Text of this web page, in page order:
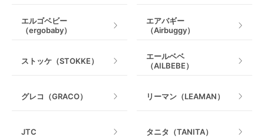
エルゴベビー
（ergobaby）
エアバギー
（Airbuggy）
ストッケ（STOKKE）
エールベベ
（AILBEBE）
グレコ（GRACO） リーマン（LEAMAN）
JTC タニタ（TANITA）